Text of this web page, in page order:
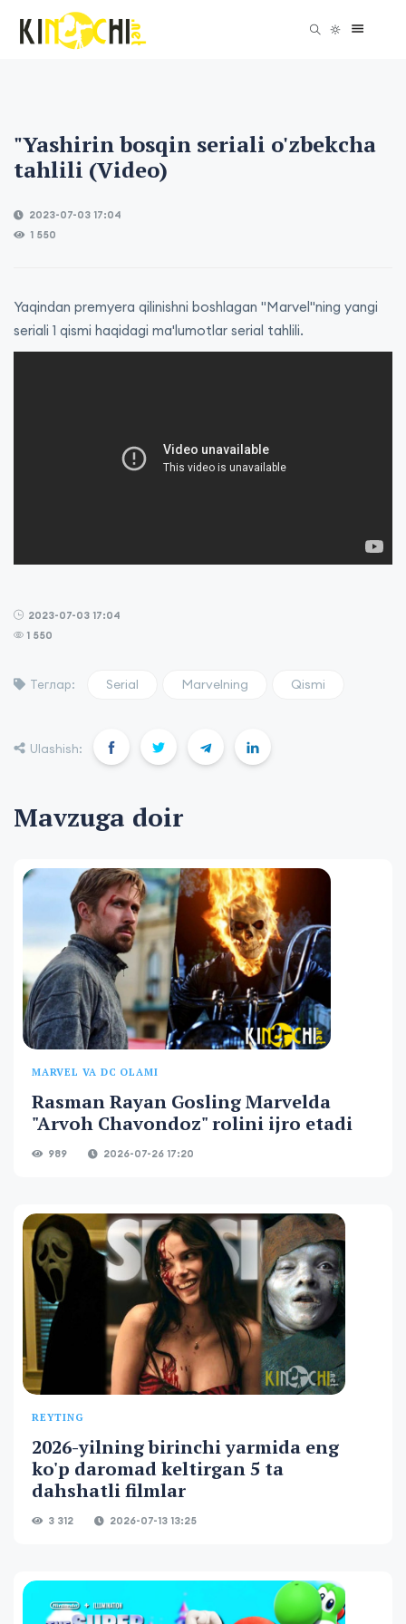
"Yashirin bosqin seriali o'zbekcha
tahlili (Video)
2023-07-03 17:04
1 550
Yaqindan premyera qilinishni boshlagan "Marvel"ning yangi
seriali 1 qismi haqidagi ma'lumotlar serial tahlili.
2023-07-03 17:04
1 550
Теглар: Serial Marvelning Qismi
Ulashish:
Mavzuga doir
MARVEL VA DC OLAMI
Rasman Rayan Gosling Marvelda
"Arvoh Chavondoz" rolini ijro etadi
989 2026-07-26 17:20
REYTING
2026-yilning birinchi yarmida eng
ko'p daromad keltirgan 5 ta
dahshatli filmlar
3 312 2026-07-13 13:25